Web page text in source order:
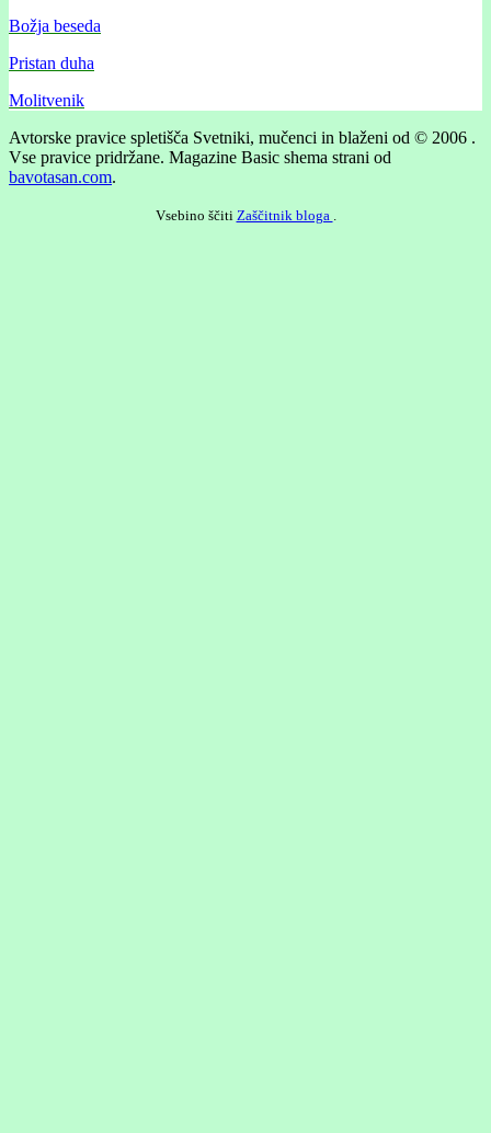
Božja beseda
Pristan duha
Molitvenik
Avtorske pravice spletišča Svetniki, mučenci in blaženi od © 2006 .
Vse pravice pridržane. Magazine Basic shema strani od
bavotasan.com.
Vsebino ščiti Zaščitnik bloga